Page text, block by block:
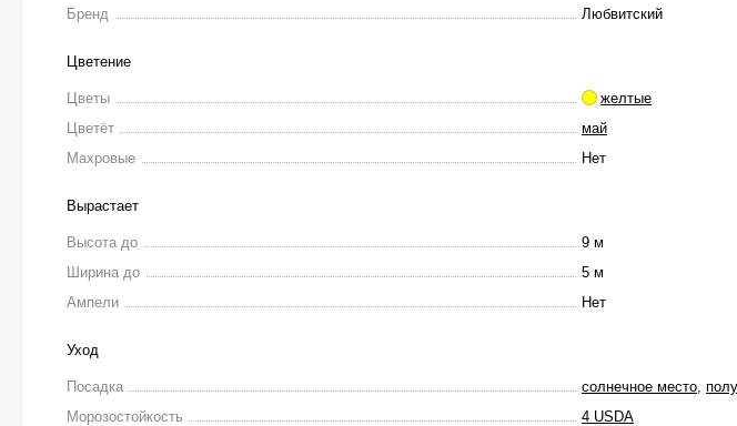
Бренд Любвитский
Цветение
Цветы
желтые
Цветёт
май
Махровые
Нет
Вырастает
Высота до
9 м
Ширина до
5 м
Ампели
Нет
Уход
Посадка солнечное место
Морозостойкость
4 USDA